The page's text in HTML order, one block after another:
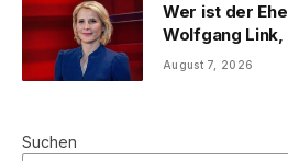
Wer ist der
Wolfgang Link,
August 7, 2026
Suchen